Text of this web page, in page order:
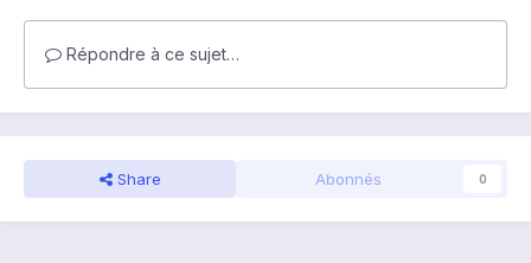
Répondre à ce sujet…
Share Abonnés 0